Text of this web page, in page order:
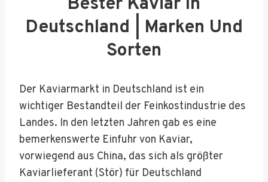
Bester Kaviar In
Deutschland | Marken Und
Sorten
Der Kaviarmarkt in Deutschland ist ein
wichtiger Bestandteil der Feinkostindustrie des
Landes. In den letzten Jahren gab es eine
bemerkenswerte Einfuhr von Kaviar,
vorwiegend aus China, das sich als größter
Kaviarlieferant (Stör) für Deutschland